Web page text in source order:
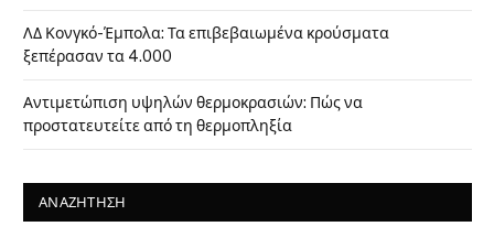
ΛΔ Κονγκό-Έμπολα: Τα επιβεβαιωμένα κρούσματα
ξεπέρασαν τα 4.000
Αντιμετώπιση υψηλών θερμοκρασιών: Πώς να
προστατευτείτε από τη θερμοπληξία
ΑΝΑΖΗΤΗΣΗ